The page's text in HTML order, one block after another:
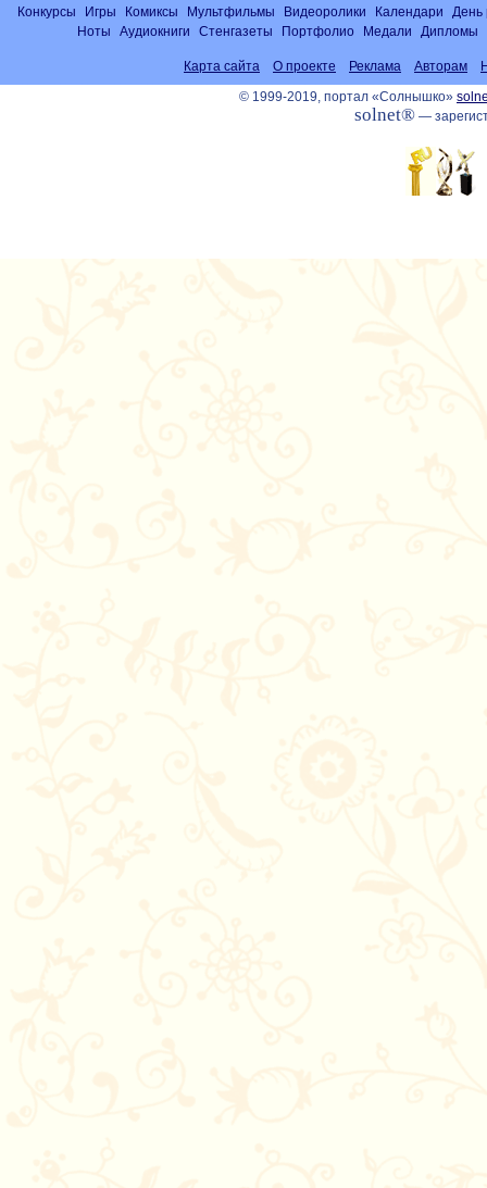
Конкурсы Игры Комиксы Мультфильмы Видеоролики Календари
День
Ноты
Аудиокниги Стенгазеты Портфолио Медали Дипломы
Карта сайта О проекте Реклама Авторам
© 1999-2019, портал «Солнышко»
solnet®—